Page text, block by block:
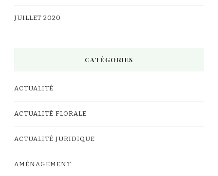
JUILLET 2020
CATÉGORIES
ACTUALITÉ
ACTUALITÉ FLORALE
ACTUALITÉ JURIDIQUE
AMÉNAGEMENT